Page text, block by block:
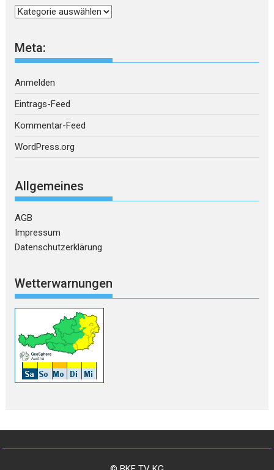
Kategorien
Meta:
Anmelden
Eintrags-Feed
Kommentar-Feed
WordPress.org
Allgemeines
AGB
Impressum
Datenschutzerklärung
Wetterwarnungen